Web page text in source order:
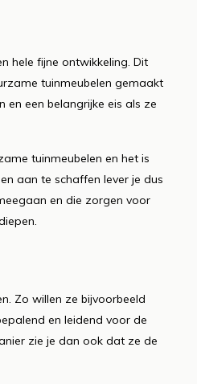
hele fijne ontwikkeling. Dit
tuinmeubelen gemaakt
en een belangrijke eis als ze
tuinmeubelen en het is
aan te schaffen lever je dus
en die zorgen voor
Zo willen ze bijvoorbeeld
en leidend voor de
zie je dan ook dat ze de